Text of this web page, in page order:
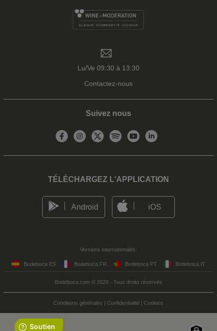
Lu/Ve 09:30 à 13:30
Contactez-nous
Suivez nous
TÉLÉCHARGEZ L'APPLICATION
Android iOS
Versions internationales:
Bodeboca ES Bodeboca FR Bodeboca PT Bodeboca IT
Bodeboca.com © 2026 - Tous droits réservés
Conditions générales | Confidentialité | Cookies